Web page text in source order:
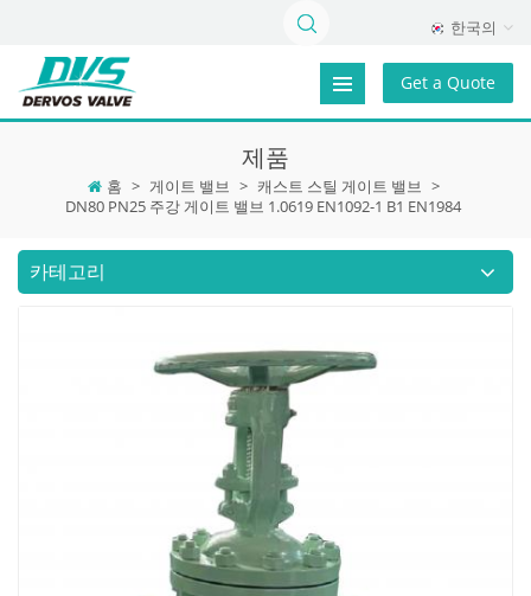
한국의
Get a Quote
제품
홈 > 게이트 밸브 > 캐스트 스틸 게이트 밸브 >
DN80 PN25 주강 게이트 밸브 1.0619 EN1092-1 B1 EN1984
카테고리